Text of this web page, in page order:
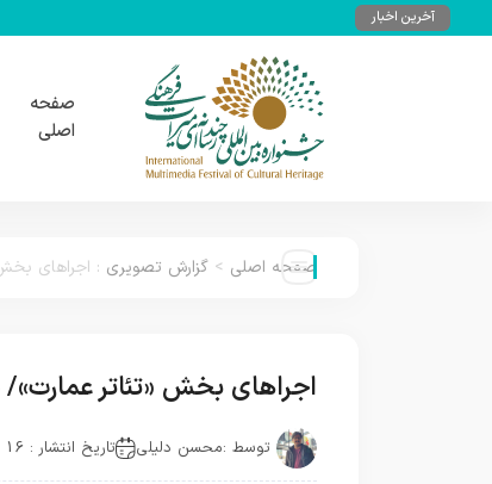
آخرین اخبار
صفحه
اصلی
صفحه اصلی > گزارش تصویری : اجراهای بخش
اجراهای بخش «تئاتر عمارت»/
توسط :محسن دلیلی تاریخ انتشار : 16 آبان 1403